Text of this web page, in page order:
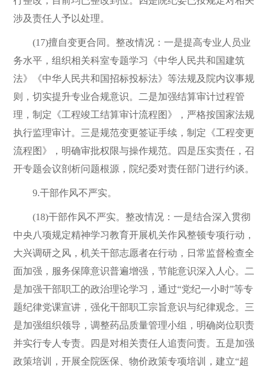
涉及责任人予以处理。
(17)擅自变更合同。整改情况：一是提高专业人员业
务水平，组织相关科室专题学习《中华人民共和国建筑
法》《中华人民共和国招标投标法》等法规及院内议事规
则，切实提升专业合规意识。二是加强结算审计过程管
理，制定《工程竣工结算审计流程图》，严格按国家法规
执行监理审计。三是规范变更签证手续，制定《工程变更
流程图》，明确审批权限与操作规范。四是压实责任，召
开专题会议剖析问题根源，院纪委对责任部门进行约谈。
9.干部作风不严实。
(18)干部作风不严实。整改情况：一是结合深入贯彻
中央八项规定精神学习教育开展机关作风整顿专项行动，
大兴调研之风，机关干部志愿者在行动，日常监督检查全
面加强，服务保障意识普遍增强，节能意识深入人心。二
是加强干部职工的政治理论学习，通过“党纪一小时”等专
题纪律党课宣讲，强化干部职工宗旨意识与纪律观念。三
是加强组织领导，调整药品质量管理小组，明确岗位职责
并实行专人专责。四是对相关责任人追责问责。五是加强
政策培训，开展全院医保、物价政策专项培训，建立“超